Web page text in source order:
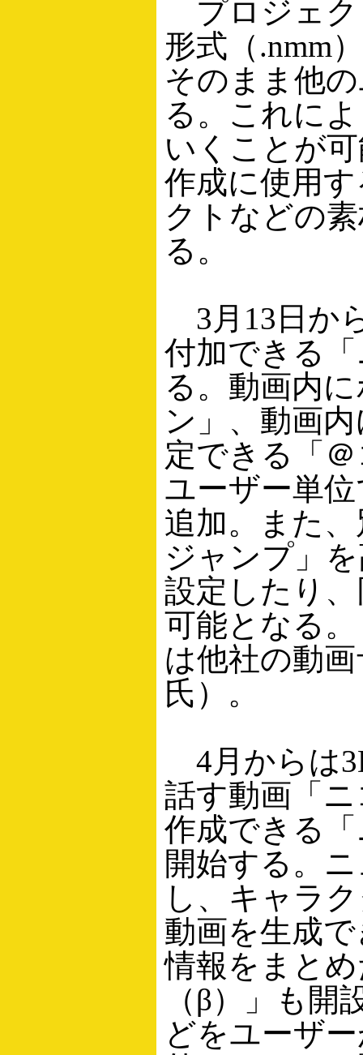
プロジェク
形式（.nmm
そのまま他
る。これに
いくことが
作成に使用
クトなどの
る。
3月13日か
付加できる
る。動画内
ン」、動画
定できる「
ユーザー単
追加。また
ジャンプ」
設定したり
可能となる
は他社の動
氏）。
4月からは
話す動画「
作成できる
開始する。
し、キャラ
動画を生成
情報をまと
（β）」も
どをユーザ